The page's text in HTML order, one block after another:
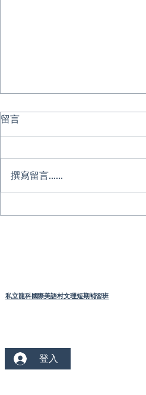
留言
撰寫留言......
私立龍科國際美語村文理短期補習班
登入